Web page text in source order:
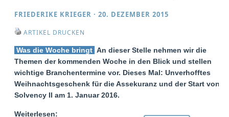
FRIEDERIKE KRIEGER ·20. DEZEMBER 2015
ARTIKEL DRUCKEN
Was die Woche bringt An dieser Stelle nehmen wir die
Themen der kommenden Woche in den Blick und stellen
wichtige Branchentermine vor. Dieses Mal: Unverhofftes
Weihnachtsgeschenk für die Assekuranz und der Start von
Solvency II am 1. Januar 2016.
Weiterlesen: